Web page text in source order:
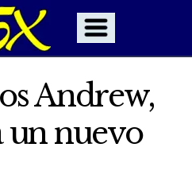
Andrew,
un nuevo